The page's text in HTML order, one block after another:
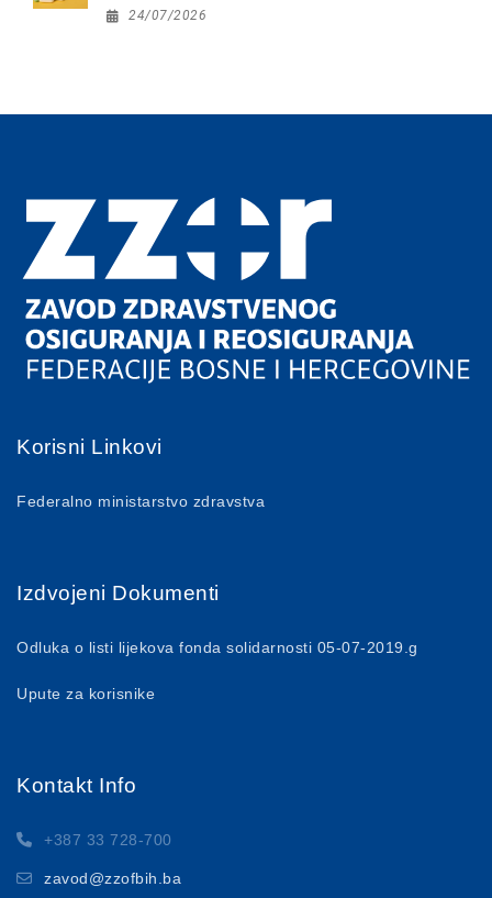
24/07/2026
Korisni Linkovi
Federalno ministarstvo zdravstva
Izdvojeni Dokumenti
Odluka o listi lijekova fonda solidarnosti 05-07-2019.g
Upute za korisnike
Kontakt Info
+387 33 728-700
zavod@zzofbih.ba